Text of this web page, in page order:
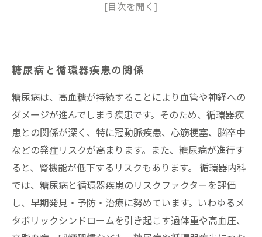
糖尿病と循環器疾患の関係
糖尿病は、高血糖が持続することにより血管や神経への
ダメージが進んでしまう疾患です。そのため、循環器疾
患との関係が深く、特に冠動脈疾患、心筋梗塞、脳卒中
などの発症リスクが高まります。また、糖尿病が進行す
ると、腎機能が低下するリスクもあります。 循環器内科
では、糖尿病と循環器疾患のリスクファクターを評価
し、早期発見・予防・治療に努めています。いわゆるメ
タボリックシンドロームを引き起こす過体重や高血圧、